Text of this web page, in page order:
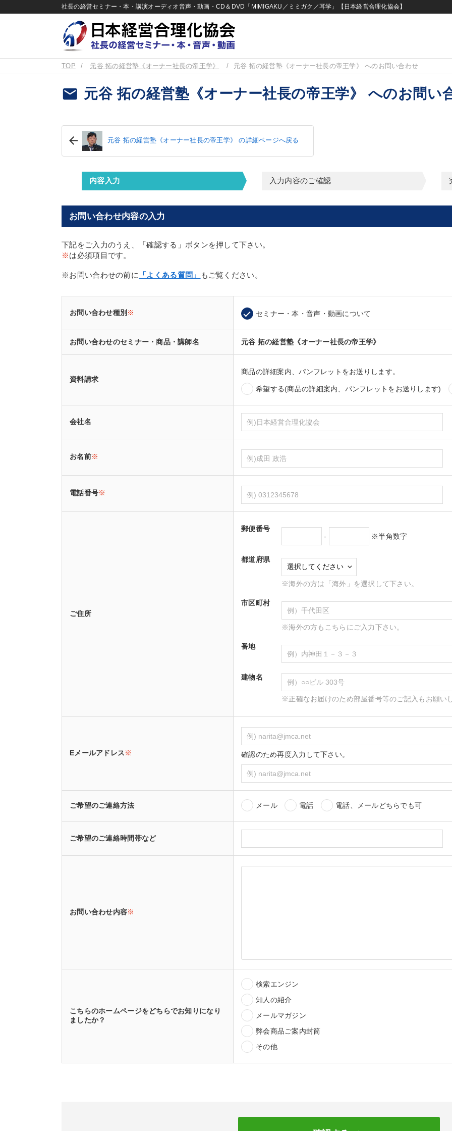
社長の経営セミナー・本・講演オーディオ音声・動画・CD＆DVD「MIMIGAKU／ミミガク／耳学」【日本経営合理化協会】
TOP 元谷 拓の経営塾《オーナー社長の帝王学》 元谷 拓の経営塾《オーナー社長の帝王学》 へのお問い合わせ
email 元谷 拓の経営塾《オーナー社長の帝王学》 へのお問い
元谷 拓の経営塾《オーナー社長の帝王学》 の詳細ページへ戻る
内容入力 入力内容のご確認
お問い合わせ内容の入力
下記をご入力のうえ、「確認する」ボタンを押して下さい。
※は必須項目です。
※お問い合わせの前に 「よくある質問」 もご覧ください。
お問い合わせ種別 ※ セミナー・本・音声・動画について
お問い合わせのセミナー・商品・講師名 元谷 拓の経営塾《オーナー社長の帝王学》
資料請求
商品の詳細案内、パンフレットをお送りします。
希望する(商品の詳細案内、パンフレットをお送りします)
会社名
お名前※
電話番号※
ご住所
郵便番号
-
※半角数字
都道府県
※海外の方は「海外」を選択して下さい。
市区町村
※海外の方もこちらにご入力下さい。
番地
建物名
※正確なお届けのため部屋番号等のご記入もお願い
Eメールアドレス※ 確認のため再度入力して下さい。
ご希望のご連絡方法 メール 電話 電話、メールどちらでも可
ご希望のご連絡時間帯など
お問い合わせ内容※
こちらのホームページをどちらでお知りになり
ましたか？
検索エンジン
知人の紹介
メールマガジン
弊会商品ご案内封筒
その他